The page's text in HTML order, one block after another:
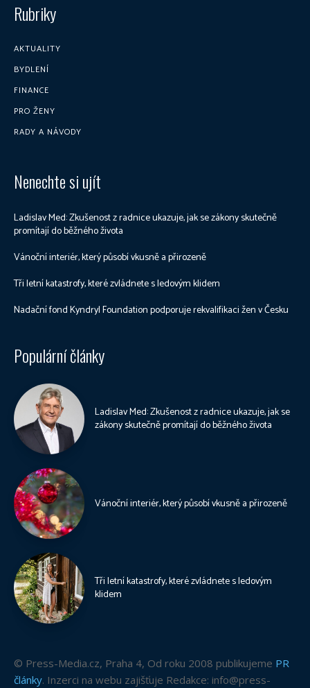
Rubriky
AKTUALITY
BYDLENÍ
FINANCE
PRO ŽENY
RADY A NÁVODY
Nenechte si ujít
Ladislav Med: Zkušenost z radnice ukazuje, jak se zákony skutečně
promítají do běžného života
Vánoční interiér, který působí vkusně a přirozeně
Tři letní katastrofy, které zvládnete s ledovým klidem
Nadační fond Kyndryl Foundation podporuje rekvalifikaci žen v Česku
Populární články
Ladislav Med: Zkušenost z radnice ukazuje, jak se
zákony skutečně promítají do běžného života
Vánoční interiér, který působí vkusně a přirozeně
Tři letní katastrofy, které zvládnete s ledovým
klidem
© Press-Media.cz, Praha 4, Od roku 2008 publikujeme PR
články. Inzerci na webu zajišťuje Redakce: info@press-